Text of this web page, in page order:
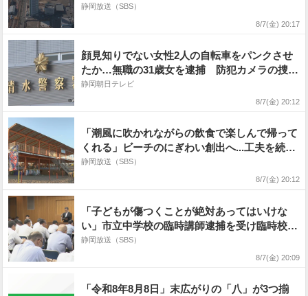
業施設やホテルなど整備へ 市有地を売却・貸
静岡放送（SBS）
8/7(金) 20:17
顔見知りでない女性2人の自転車をパンクさせ
たか…無職の31歳女を逮捕 防犯カメラの捜査
から浮上 容疑認める 静岡市
静岡朝日テレビ
8/7(金) 20:12
「潮風に吹かれながらの飲食で楽しんで帰って
くれる」ビーチのにぎわい創出へ...工夫を続け
る海の家 営業時間を夜まで延ばす"夕涼み営業"
期間限定の娯楽として定着=静岡・牧之原市
静岡放送（SBS）
8/7(金) 20:12
「子どもが傷つくことが絶対あってはいけな
い」市立中学校の臨時講師逮捕を受け臨時校長
会 市の教育委員会が再発防止徹底呼びかけ=静
静岡放送（SBS）
8/7(金) 20:09
「令和8年8月8日」末広がりの「八」が3つ揃